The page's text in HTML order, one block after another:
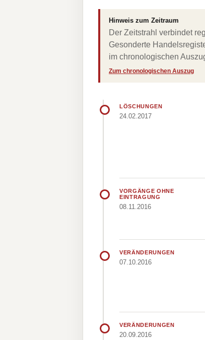
Hinweis zum Zeitraum
Der Zeitstrahl verbindet
Gesonderte
im chronologischen
Zum chronologischen Auszug
LÖSCHUNGEN
24.02.2017
VORGÄNGE OHNE
EINTRAGUNG
08.11.2016
VERÄNDERUNGEN
07.10.2016
VERÄNDERUNGEN
20.09.2016